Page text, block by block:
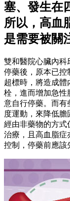
塞、發生在
所以，高血
是需要被關
雙和醫院心臟內科
停藥後，原本已控
超標時，將造成體
栓，進而增加急性
意自行停藥。而有
度運動，來降低
經由非藥物的方式
治療，且高血脂症
控制，停藥前應該